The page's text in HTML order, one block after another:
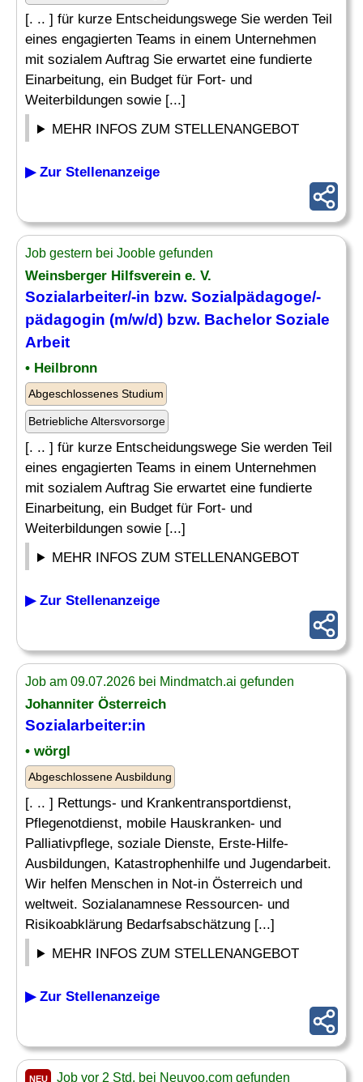
[. .. ] für kurze Entscheidungswege Sie werden Teil
eines engagierten Teams in einem Unternehmen
mit sozialem Auftrag Sie erwartet eine fundierte
Einarbeitung, ein Budget für Fort- und
Weiterbildungen sowie [...]
MEHR INFOS ZUM STELLENANGEBOT
▶ Zur Stellenanzeige
Job gestern bei Jooble gefunden
Weinsberger Hilfsverein e. V.
Sozialarbeiter/-in bzw. Sozialpädagoge/-
pädagogin (m/w/d) bzw. Bachelor Soziale
Arbeit
• Heilbronn
Abgeschlossenes Studium
Betriebliche Altersvorsorge
[. .. ] für kurze Entscheidungswege Sie werden Teil
eines engagierten Teams in einem Unternehmen
mit sozialem Auftrag Sie erwartet eine fundierte
Einarbeitung, ein Budget für Fort- und
Weiterbildungen sowie [...]
MEHR INFOS ZUM STELLENANGEBOT
▶ Zur Stellenanzeige
Job am 09.07.2026 bei Mindmatch.ai gefunden
Johanniter Österreich
Sozialarbeiter:in
• wörgl
Abgeschlossene Ausbildung
[. .. ] Rettungs- und Krankentransportdienst,
Pflegenotdienst, mobile Hauskranken- und
Palliativpflege, soziale Dienste, Erste-Hilfe-
Ausbildungen, Katastrophenhilfe und Jugendarbeit.
Wir helfen Menschen in Not-in Österreich und
weltweit. Sozialanamnese Ressourcen- und
Risikoabklärung Bedarfsabschätzung [...]
MEHR INFOS ZUM STELLENANGEBOT
▶ Zur Stellenanzeige
NEU Job vor 2 Std. bei Neuvoo.com gefunden